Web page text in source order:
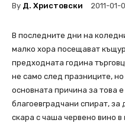
By Д. Христовски 2011-01-
В последните дни на
малко хора посещават
предходната година
не само след празниците,
основната причина за това
благоевградчани спират, за
скара с чаша червено вино в